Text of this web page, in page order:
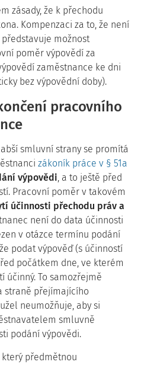
zásady, že k přechodu
Kompenzaci za to, že není
možnost
poměr výpovědí za
zaměstnance ke dni
bez výpovědní doby).
pracovního
smluvní strany se promítá
zákoník práce v § 51a
výpovědi, a to ještě před
Pracovní poměr v takovém
účinnosti přechodu práv a
není do data účinnosti
v otázce termínu podání
podat výpověď (s účinností
počátkem dne, ve kterém
účinný. To samozřejmě
straně přejímajícího
neumožňuje, aby si
smluvně
podání výpovědi.
předmětnou